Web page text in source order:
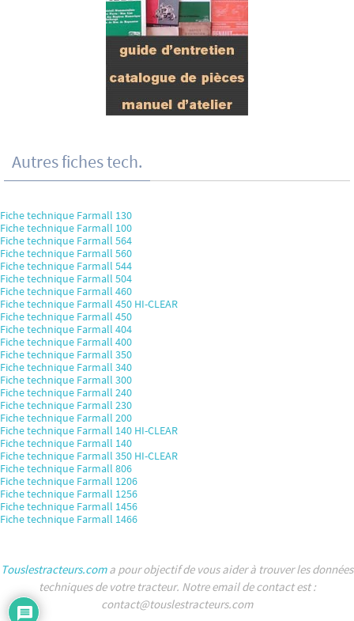
Autres fiches tech.
Fiche technique Farmall 130
Fiche technique Farmall 100
Fiche technique Farmall 564
Fiche technique Farmall 560
Fiche technique Farmall 544
Fiche technique Farmall 504
Fiche technique Farmall 460
Fiche technique Farmall 450 HI-CLEAR
Fiche technique Farmall 450
Fiche technique Farmall 404
Fiche technique Farmall 400
Fiche technique Farmall 350
Fiche technique Farmall 340
Fiche technique Farmall 300
Fiche technique Farmall 240
Fiche technique Farmall 230
Fiche technique Farmall 200
Fiche technique Farmall 140 HI-CLEAR
Fiche technique Farmall 140
Fiche technique Farmall 350 HI-CLEAR
Fiche technique Farmall 806
Fiche technique Farmall 1206
Fiche technique Farmall 1256
Fiche technique Farmall 1456
Fiche technique Farmall 1466
Touslestracteurs.coma pour objectif de vous aider à trouver les données
techniques de votre tracteur. Notre email de contact est :
contact@touslestracteurs.com